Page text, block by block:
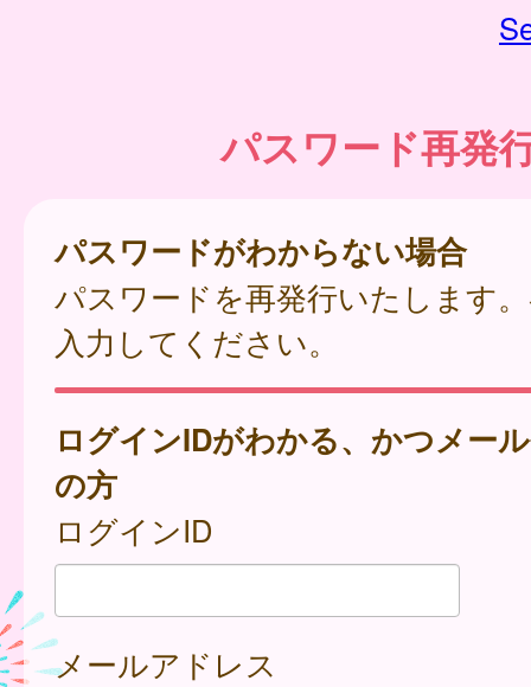
パスワード再発
パスワードがわからない場合
パスワードを再発行いたします
入力してください。
ログインIDがわかる、かつメー
の方
ログインID
メールアドレス